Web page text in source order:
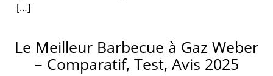
[…]
Le Meilleur Barbecue à Gaz Weber
– Comparatif, Test, Avis 2025